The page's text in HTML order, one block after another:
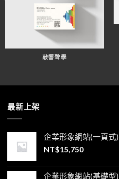
敲響聲學
最新上架
企業形象網站(一頁式)
NT$15,750
企業形象網站(基礎型)